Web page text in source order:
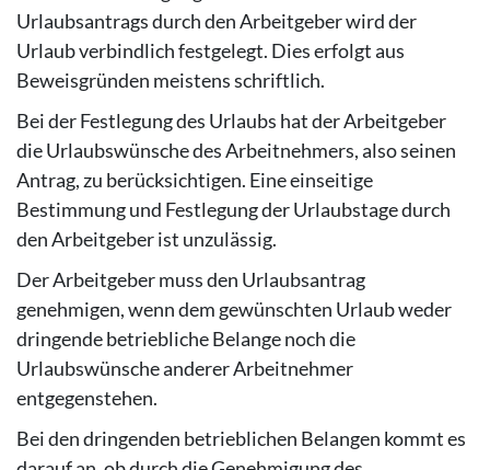
Urlaubsantrags durch den Arbeitgeber wird der
Urlaub verbindlich festgelegt. Dies erfolgt aus
Beweisgründen meistens schriftlich.
Bei der Festlegung des Urlaubs hat der Arbeitgeber
die Urlaubswünsche des Arbeitnehmers, also seinen
Antrag, zu berücksichtigen. Eine einseitige
Bestimmung und Festlegung der Urlaubstage durch
den Arbeitgeber ist unzulässig.
Der Arbeitgeber muss den Urlaubsantrag
genehmigen, wenn dem gewünschten Urlaub weder
dringende betriebliche Belange noch die
Urlaubswünsche anderer Arbeitnehmer
entgegenstehen.
Bei den dringenden betrieblichen Belangen kommt es